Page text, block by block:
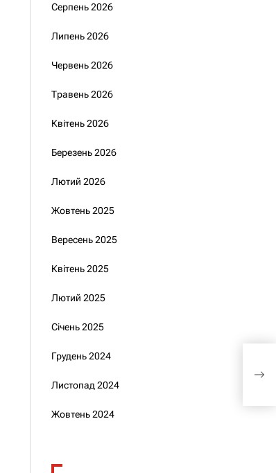
Серпень 2026
Липень 2026
Червень 2026
Травень 2026
Квітень 2026
Березень 2026
Лютий 2026
Жовтень 2025
Вересень 2025
Квітень 2025
Лютий 2025
Січень 2025
Грудень 2024
Листопад 2024
Жовтень 2024